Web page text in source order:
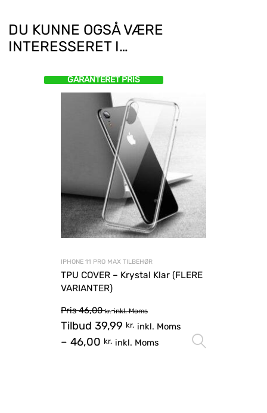
DU KUNNE OGSÅ VÆRE
INTERESSERET I…
GARANTERET PRIS
IPHONE 11 PRO MAX TILBEHØR
TPU COVER – Krystal Klar (FLERE
VARIANTER)
Pris46,00kr. inkl. Moms
Tilbud 39,99 kr. inkl. Moms
– 46,00 kr. inkl. Moms